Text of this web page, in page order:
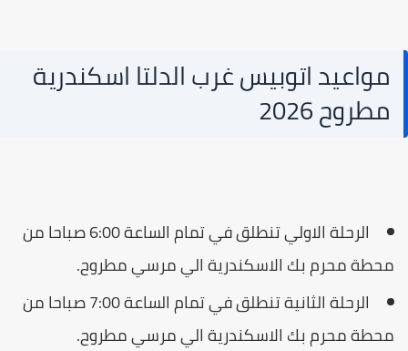
مواعيد اتوبيس غرب الدلتا اسكندرية
مطروح 2026
الرحلة الاولي تنطلق في تمام الساعة 6:00 صباحا من
محرم بك الاسكندرية الي مرسي مطروح.
الرحلة الثانية تنطلق في تمام الساعة 7:00 صباحا من
محرم بك الاسكندرية الي مرسي مطروح.